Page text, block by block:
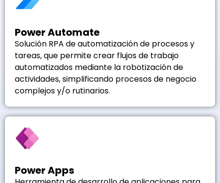
Power Automate
Solución RPA de automatización de procesos y
tareas, que permite crear flujos de trabajo
automatizados mediante la robotización de
actividades, simplificando procesos de negocio
complejos y/o rutinarios.
Power Apps